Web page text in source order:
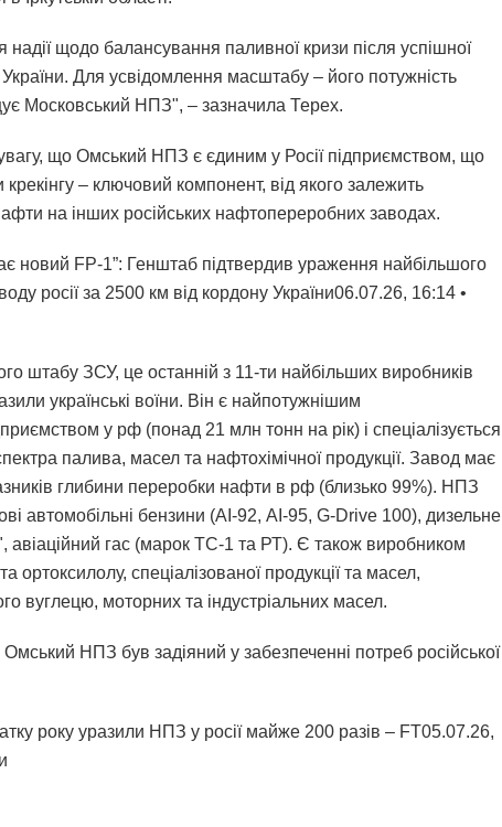
щодо балансування паливної кризи після успішної
Для усвідомлення масштабу – його потужність
Московський НПЗ", – зазначила Терех.
що Омський НПЗ є єдиним у Росії підприємством, що
крекінгу – ключовий компонент, від якого залежить
на інших російських нафтопереробних заводах.
новий FP-1”: Генштаб підтвердив ураження найбільшого
росії за 2500 км від кордону України06.07.26, 16:14 •
штабу ЗСУ, це останній з 11-ти найбільших виробників
українські воїни. Він є найпотужнішим
у рф (понад 21 млн тонн на рік) і спеціалізується
палива, масел та нафтохімічної продукції. Завод має
глибини переробки нафти в рф (близько 99%). НПЗ
автомобільні бензини (АІ-92, АІ-95, G-Drive 100), дизельне
авіаційний гас (марок ТС-1 та РТ). Є також виробником
ортоксилолу, спеціалізованої продукції та масел,
вуглецю, моторних та індустріальних масел.
НПЗ був задіяний у забезпеченні потреб російської
року уразили НПЗ у росії майже 200 разів – FT05.07.26,